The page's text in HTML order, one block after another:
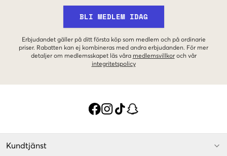
BLI MEDLEM IDAG
Erbjudandet gäller på ditt första köp som medlem och på ordinarie
priser. Rabatten kan ej kombineras med andra erbjudanden. För mer
detaljer om medlemsskapet läs våra medlemsvillkor och vår
integritetspolicy
Kundtjänst